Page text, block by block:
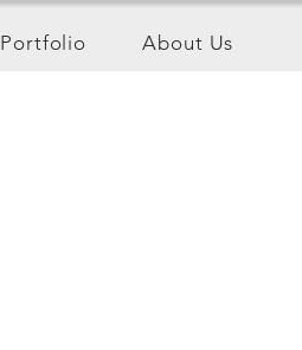
Portfolio About Us